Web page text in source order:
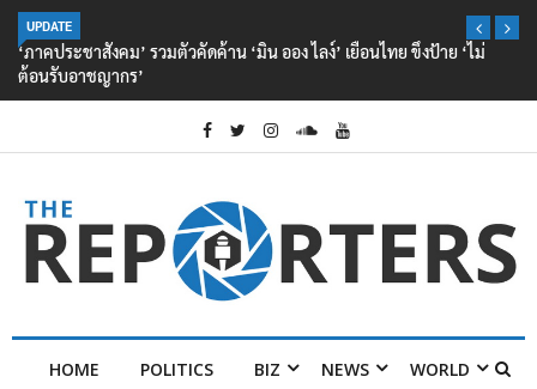
UPDATE
‘ภาคประชาสังคม’ รวมตัวคัดค้าน ‘มิน ออง ไลง์’ เยือนไทย ขึงป้าย ‘ไม่
ต้อนรับอาชญากร’
HOME POLITICS BIZ NEWS WORLD